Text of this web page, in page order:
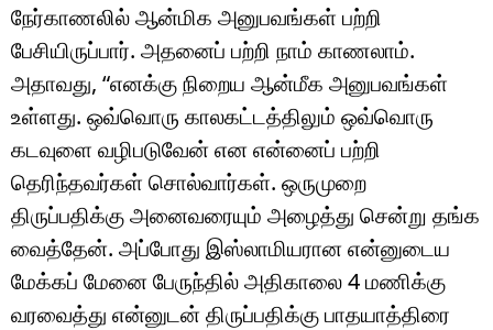
நேர்காணலில் ஆன்மிக அனுபவங்கள் பற்றி
பேசியிருப்பார். அதனைப் பற்றி நாம் காணலாம்.
அதாவது, “எனக்கு நிறைய ஆன்மீக அனுபவங்கள்
உள்ளது. ஒவ்வொரு காலகட்டத்திலும் ஒவ்வொரு
கடவுளை வழிபடுவேன் என என்னைப் பற்றி
தெரிந்தவர்கள் சொல்வார்கள். ஒருமுறை
திருப்பதிக்கு அனைவரையும் அழைத்து சென்று தங்க
வைத்தேன். அப்போது இஸ்லாமியரான என்னுடைய
மேக்கப் மேனை பேருந்தில் அதிகாலை 4 மணிக்கு
வரவைத்து என்னுடன் திருப்பதிக்கு பாதயாத்திரை